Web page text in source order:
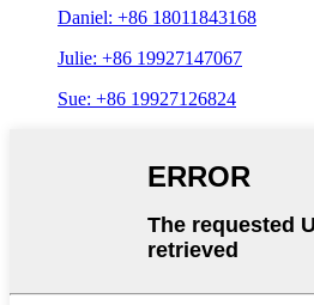
Daniel: +86 18011843168
Julie: +86 19927147067
Sue: +86 19927126824